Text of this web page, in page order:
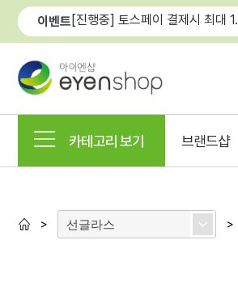
이벤트 [진행중] 토스페이 결제시 최대
카테고리 보기 브랜드샵
> 선글라스 >